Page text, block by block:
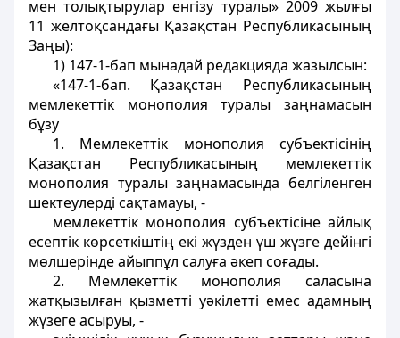
мен толықтырулар енгізу туралы» 2009 жылғы
11 желтоқсандағы Қазақстан Республикасының
Заңы):
1) 147-1-бап мынадай редакцияда жазылсын:
«147-1-бап. Қазақстан Республикасының
мемлекеттік монополия туралы заңнамасын
бұзу
1. Мемлекеттік монополия субъектісінің
Қазақстан Республикасының мемлекеттік
монополия туралы заңнамасында белгіленген
шектеулерді сақтамауы, -
мемлекеттік монополия субъектісіне айлық
есептік көрсеткіштің екі жүзден үш жүзге дейінгі
мөлшерінде айыппұл салуға әкеп соғады.
2. Мемлекеттік монополия саласына
жатқызылған қызметті уәкілетті емес адамның
жүзеге асыруы, -